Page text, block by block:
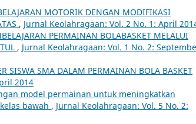
MOTORIK DENGAN MODIFIKASI
, Jurnal Keolahragaan: Vol. 2 No. 1: April
PERMAINAN BOLABASKET MELALUI
, Jurnal Keolahragaan: Vol. 1 No. 2:
SISWA SMA DALAM PERMAINAN BOLA BASKET
2014
model permainan untuk meningkatkan
bawah , Jurnal Keolahragaan: Vol. 5 No. 2: